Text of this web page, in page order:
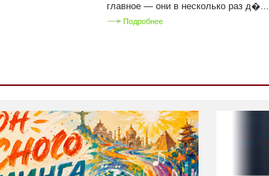
главное — они в несколько раз д�...
Подробнее